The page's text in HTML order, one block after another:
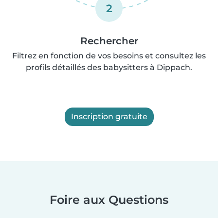
2
Rechercher
Filtrez en fonction de vos besoins et consultez les
profils détaillés des babysitters à Dippach.
Inscription gratuite
Foire aux Questions